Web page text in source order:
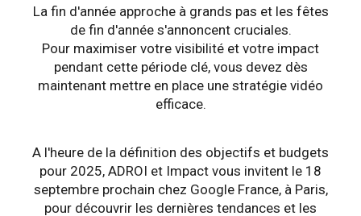
La fin d'année approche à grands pas et les fêtes
de fin d'année s'annoncent cruciales.
Pour maximiser votre visibilité et votre impact
pendant cette période clé, vous devez dès
maintenant mettre en place une stratégie vidéo
efficace.
A l'heure de la définition des objectifs et budgets
pour 2025, ADROI et Impact vous invitent le 18
septembre prochain chez Google France, à Paris,
pour découvrir les dernières tendances et les